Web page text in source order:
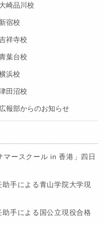
大崎品川校
新宿校
祥寺校
葉台校
浜校
田沼校
広報部からのお知らせ
マースクール in 香港」四日
助手による青山学院大学現
助手による国公立現役合格